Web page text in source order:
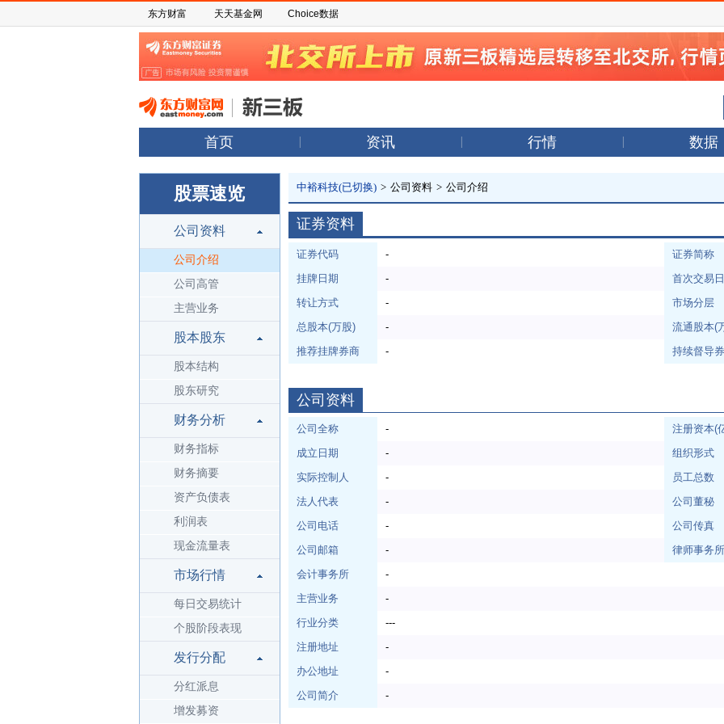
东方财富 天天基金网 Choice数据
首页 资讯 行情 数据
股票速览
公司资料
公司介绍
公司高管
主营业务
股本股东
股本结构
股东研究
财务分析
财务指标
财务摘要
资产负债表
利润表
现金流量表
市场行情
每日交易统计
个股阶段表现
发行分配
分红派息
增发募资
中裕科技(已切换) > 公司资料 > 公司介绍
证券资料
证券代码
-
挂牌日期
-
转让方式
-
总股本(万股)
-
推荐挂牌券商
-
证券简称
首次交易日
市场分层
流通股本(
持续督导
公司资料
公司全称
-
成立日期
-
实际控制人
-
法人代表
-
公司电话
-
公司邮箱
-
会计事务所
-
主营业务
-
行业分类
---
注册地址
-
办公地址
-
公司简介
-
注册资本(
组织形式
员工总数
公司董秘
公司传真
律师事务所